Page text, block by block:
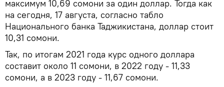
максимум 10,69 сомони за один доллар. Тогда как
на сегодня, 17 августа, согласно табло
Национального банка Таджикистана, доллар стоит
10,31 сомони.
Так, по итогам 2021 года курс одного доллара
составит около 11 сомони, в 2022 году - 11,33
сомони, а в 2023 году - 11,67 сомони.